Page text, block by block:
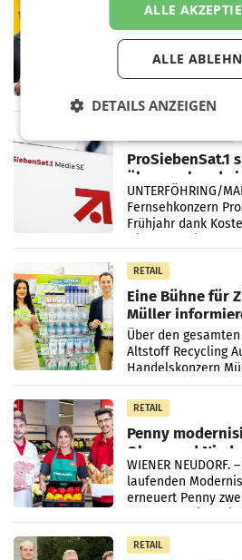
Österreichische
ersten Halbjahr
Briefgeschäft
WIEN Die
ersten Halbjahr
einem Plus von 3,8
ProSiebenSat.1
überraschend
UNTERFÖHRING/
Fernsehkonzern
Frühjahr dank
RETAIL
Eine Bühne für
Müller
Über den
Altstoff Recycling
Handelskonzern
„Kreislauf-
Müller-Filialen
RETAIL
Penny
Ober- und
WIENER
laufenden
erneuert Penny
RETAIL
ALLE
ALLE
DETAILS ANZEIGEN